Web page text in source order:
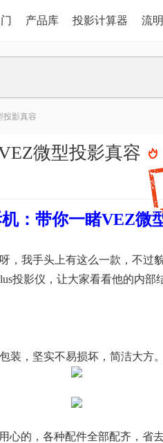
产品库 投影计算器 流
投影真容
微型投影真容
：带你一睹VEZ微
，我手头上有这么一款，不过
投影仪，让大家看看他的内部
装，坚实不易损坏，简洁大方。
心的，各种配件全部配齐，省